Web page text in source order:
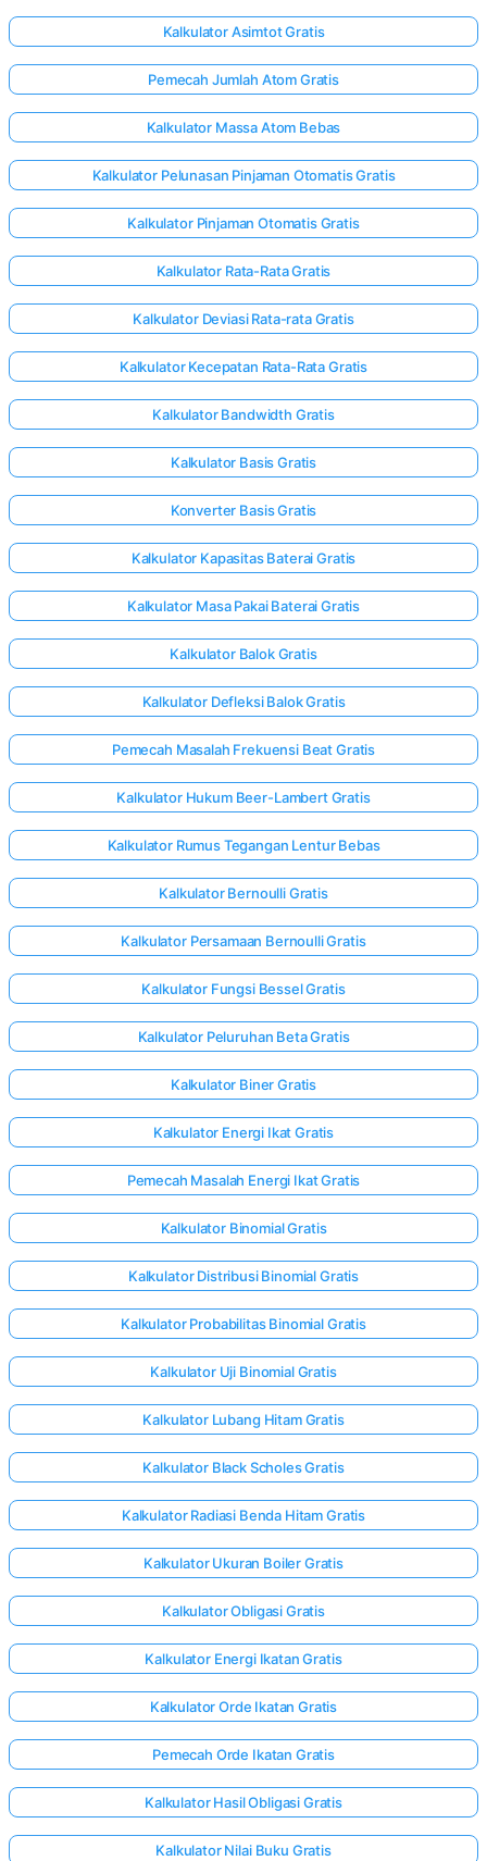
Ada
Ajukan
Anda
Kalkulator Asimtot Gratis
Pemecah Jumlah Atom Gratis
Kalkulator Massa Atom Bebas
Kalkulator Pelunasan Pinjaman Otomatis Gratis
Kalkulator Pinjaman Otomatis Gratis
Kalkulator Rata-Rata Gratis
Kalkulator Deviasi Rata-rata Gratis
Kalkulator Kecepatan Rata-Rata Gratis
Kalkulator Bandwidth Gratis
Kalkulator Basis Gratis
Konverter Basis Gratis
Kalkulator Kapasitas Baterai Gratis
Kalkulator Masa Pakai Baterai Gratis
Kalkulator Balok Gratis
Kalkulator Defleksi Balok Gratis
Pemecah Masalah Frekuensi Beat Gratis
Kalkulator Hukum Beer-Lambert Gratis
Kalkulator Rumus Tegangan Lentur Bebas
Kalkulator Bernoulli Gratis
Kalkulator Persamaan Bernoulli Gratis
Kalkulator Fungsi Bessel Gratis
Kalkulator Peluruhan Beta Gratis
Kalkulator Biner Gratis
Kalkulator Energi Ikat Gratis
Pemecah Masalah Energi Ikat Gratis
Kalkulator Binomial Gratis
Kalkulator Distribusi Binomial Gratis
Kalkulator Probabilitas Binomial Gratis
Kalkulator Uji Binomial Gratis
Kalkulator Lubang Hitam Gratis
Kalkulator Black Scholes Gratis
Kalkulator Radiasi Benda Hitam Gratis
Kalkulator Ukuran Boiler Gratis
Kalkulator Obligasi Gratis
Kalkulator Energi Ikatan Gratis
Kalkulator Orde Ikatan Gratis
Pemecah Orde Ikatan Gratis
Kalkulator Hasil Obligasi Gratis
Kalkulator Nilai Buku Gratis